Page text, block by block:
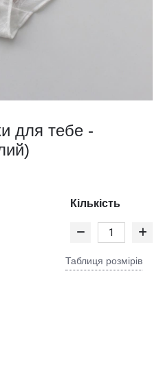
для тебе -
Кількість
Таблиця розмірів